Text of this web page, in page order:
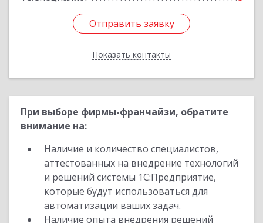
Отправить заявку
Показать контакты
Отправить заявку
Назад
При выборе фирмы-франчайзи, обратите
внимание на:
Наличие и количество специалистов,
аттестованных на внедрение технологий
и решений системы 1С:Предприятие,
которые будут использоваться для
автоматизации ваших задач.
Наличие опыта внедрения решений